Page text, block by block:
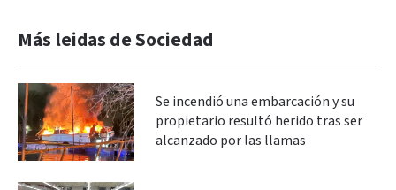
Más leidas de Sociedad
Se incendió una embarcación y su
propietario resultó herido tras ser
alcanzado por las llamas